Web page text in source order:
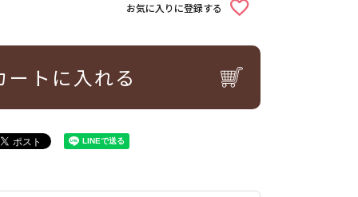
お気に入りに登録する
ートに入れる